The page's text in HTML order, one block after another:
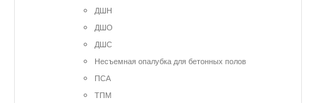
ДШН
ДШО
ДШС
Несъемная опалубка для бетонных полов
ПСА
ТПМ